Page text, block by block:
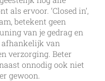
ervoor. ‘Closed in’,
betekent geen
van je gedrag en
afhankelijk van
verzorging. Beter
onnodig ook niet
gewoon.